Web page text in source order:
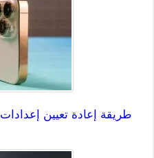
طريقة إعادة تعيين